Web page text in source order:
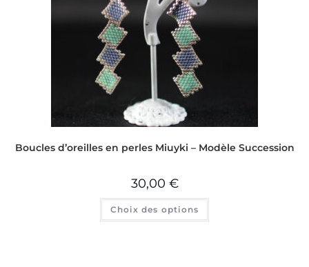
Boucles d’oreilles en perles Miuyki – Modèle Succession
30,00 €
Choix des options